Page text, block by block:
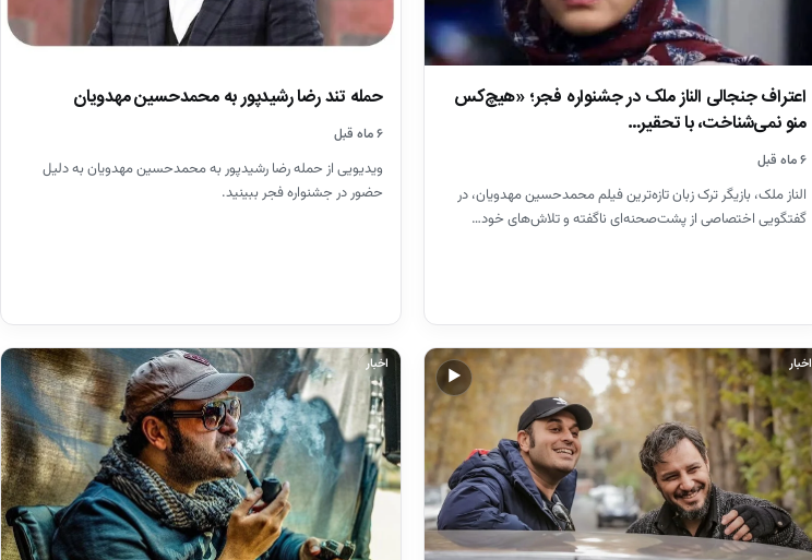
اعتراف جنجالی الناز ملک در جشنواره فجر؛ «هیچ‌کس
منو نمی‌شناخت، با تحقیر…
۶ ماه قبل
الناز ملک، بازیگر ترک زبان تازه‌ترین فیلم محمدحسین مهدویان، در
گفتگویی اختصاصی از پشت‌صحنه‌ای ناگفته و تلاش‌های خود…
حمله تند رضا رشیدپور به محمدحسین مهدویان
۶ ماه قبل
ویدیویی از حمله رضا رشیدپور به محمدحسین مهدویان به دلیل
حضور در جشنواره فجر ببینید.
▶
اخبار اخبار